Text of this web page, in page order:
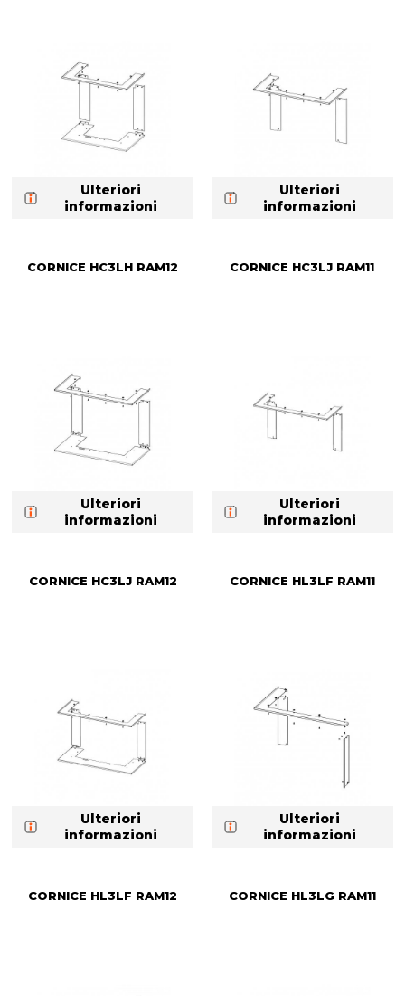
Ulteriori
informazioni
Ulteriori
informazioni
CORNICE HC3LH RAM12
Ulteriori
informazioni
CORNICE HC3LJ RAM11
Ulteriori
informazioni
CORNICE HC3LJ RAM12
Ulteriori
informazioni
CORNICE HL3LF RAM11
Ulteriori
informazioni
CORNICE HL3LF RAM12 CORNICE HL3LG RAM11